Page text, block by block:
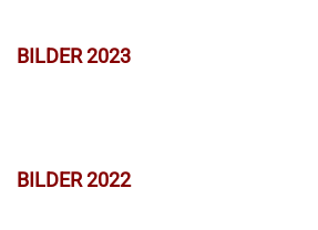
BILDER 2023
BILDER 2022